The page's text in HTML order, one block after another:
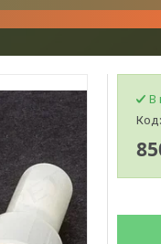
В
Код: